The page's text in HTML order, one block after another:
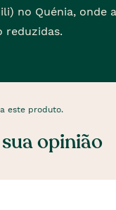
no Quénia, onde
reduzidas.
este produto.
opinião